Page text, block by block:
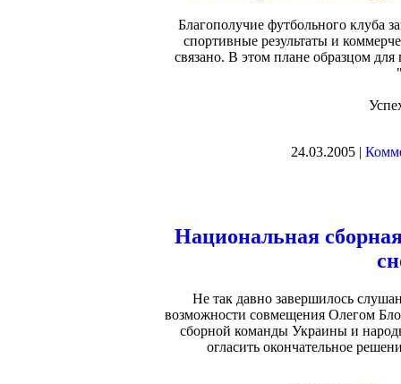
Благополучие футбольного клуба
спортивные результаты и
связано. В этом плане образцом
24.03.2005 |
Национальная
Не так давно завершилось
возможности совмещения Олегом
сборной команды Украины и
огласить окончательное